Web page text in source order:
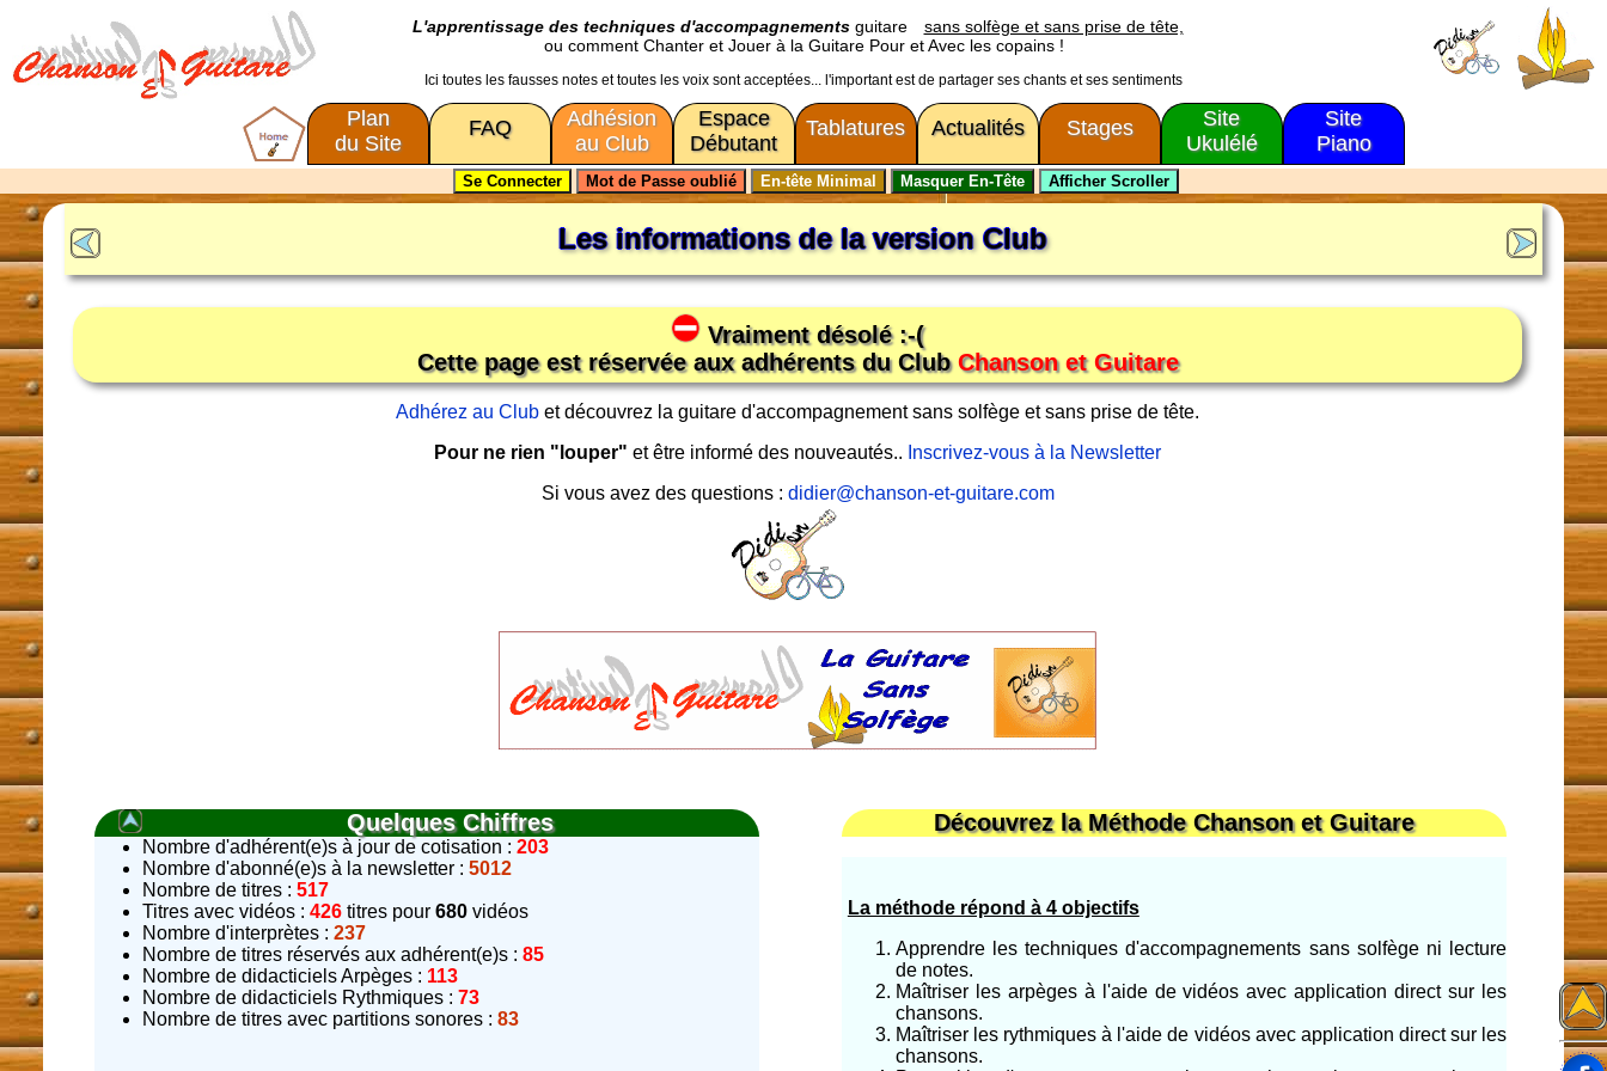
L'apprentissage des techniques d'accompagnementsguitare
sans solfège et sans prise de tête,
ou comment Chanter et Jouer à la Guitare Pour et Avec les copains !
Ici toutes les fausses notes et toutes les voix sont acceptées... l'important est de partager ses chants et ses sentiments
Plan
du Site
FAQ
Adhésion
au Club
Espace
Débutant
Tablatures Actualités Stages
Site
Ukulélé
Site
Piano
Les informations de la version Club
Vraiment désolé :-(
Cette page est réservée aux adhérents du ClubChanson et Guitare
Adhérez au Club et découvrez la guitare d'accompagnement sans solfège et sans prise de tête.
Pour ne rien "louper" et être informé des nouveautés.. Inscrivez-vous à la Newsletter
Si vous avez des questions : didier@chanson-et-guitare.com
Quelques Chiffres
Nombre d'adhérent(e)s à jour de cotisation : 203
Nombre d'abonné(e)s à la newsletter : 5012
Nombre de titres : 517
Titres avec vidéos : 426 titres pour 680 vidéos
Nombre d'interprètes : 237
Nombre de titres réservés aux adhérent(e)s : 85
Nombre de didacticiels Arpèges : 113
Nombre de didacticiels Rythmiques : 73
Nombre de titres avec partitions sonores : 83
Découvrez la Méthode Chanson et Guitare
La méthode répond à 4 objectifs
Apprendre les techniques d'accompagnements sans solfège ni lecture
de notes.
Maîtriser les arpèges à l'aide de vidéos avec application direct sur les
chansons.
Maîtriser les rythmiques à l'aide de vidéos avec application direct sur les
chansons.